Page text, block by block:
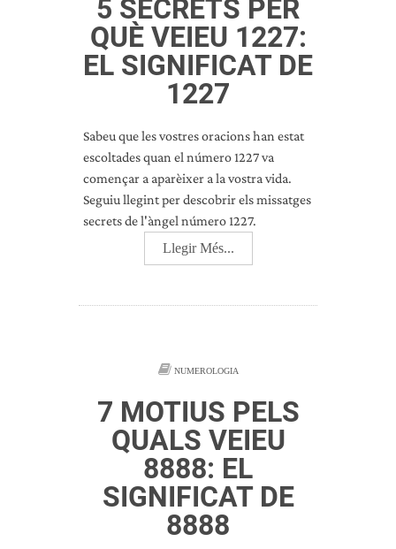
5 SECRETS PER
QUÈ VEIEU 1227:
EL SIGNIFICAT DE
1227
Sabeu que les vostres oracions han estat
escoltades quan el número 1227 va
començar a aparèixer a la vostra vida.
Seguiu llegint per descobrir els missatges
secrets de l'àngel número 1227.
Llegir Més...
NUMEROLOGIA
7 MOTIUS PELS
QUALS VEIEU
8888: EL
SIGNIFICAT DE
8888